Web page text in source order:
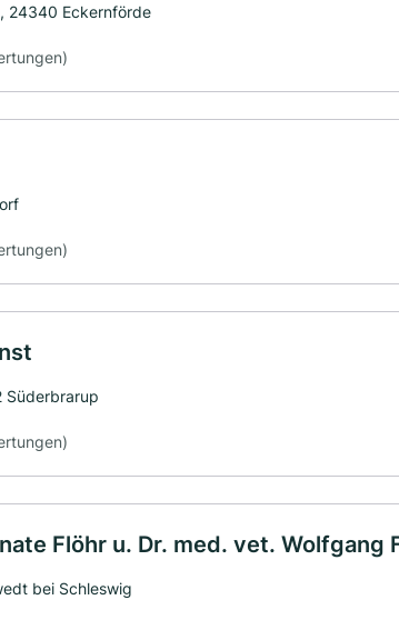
24340 Eckernförde
Süderbrarup
Flöhr u. Dr. med. vet. Wolfgang
bei Schleswig